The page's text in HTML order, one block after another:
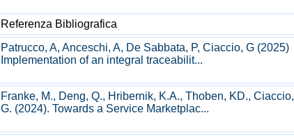
Referenza Bibliografica
Patrucco, A, Anceschi, A, De Sabbata, P, Ciaccio, G (2025)
Implementation of an integral traceabilit...
Franke, M., Deng, Q., Hribernik, K.A., Thoben, KD., Ciaccio,
G. (2024). Towards a Service Marketplac...